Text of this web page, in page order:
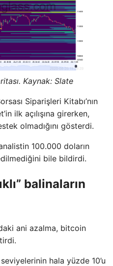
Kaynak: Slate
Siparişleri Kitabı’nın
ilk açılışına girerken,
olmadığını gösterdi.
100.000 doların
bile bildirdi.
balinaların
ani azalma, bitcoin
hala yüzde 10’u